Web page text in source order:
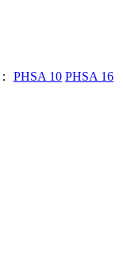
PHSA 10 PHSA 16